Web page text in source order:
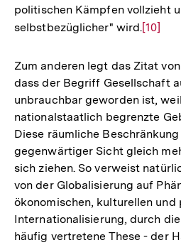
politischen Kämpfen vollzieht
selbstbezüglicher" wird.Zur
der
[10]
Zum anderen legt das Zitat
dass der Begriff Gesellschaft
unbrauchbar geworden ist,
nationalstaatlich begrenzte
Diese räumliche
gegenwärtiger Sicht gleich
sich ziehen. So verweist
von der Globalisierung auf
ökonomischen, kulturellen und
Internationalisierung, durch
häufig vertretene These - der